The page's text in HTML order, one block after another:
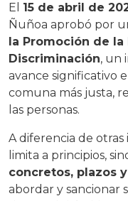
El 15 de abril de
Ñuñoa aprobó por
la Promoción de la
Discriminación, un
avance significativo
comuna más justa,
las personas.
A diferencia de otras
limita a principios,
concretos, plazos
abordar y sancionar